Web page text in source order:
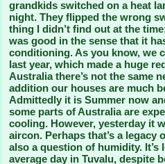
grandkids switched on a heat
night. They flipped the wrong
thing I didn’t find out at the
was good in the sense that it
conditioning. As you know, we
last year, which made a huge
Australia there’s not the same
addition our houses are much
Admittedly it is Summer now
some parts of Australia are
cooling. However, yesterday it
aircon. Perhaps that’s a legacy
also a question of humidity.
average day in Tuvalu, despite